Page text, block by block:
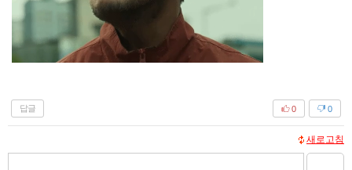
답글 0
0
새로고침